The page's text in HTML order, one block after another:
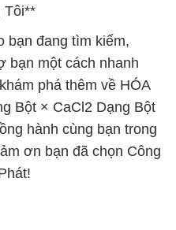
Tôi**
bạn đang tìm kiếm,
bạn một cách nhanh
phá thêm về HÓA
Bột × CaCl2 Dạng Bột
hành cùng bạn trong
ơn bạn đã chọn Công